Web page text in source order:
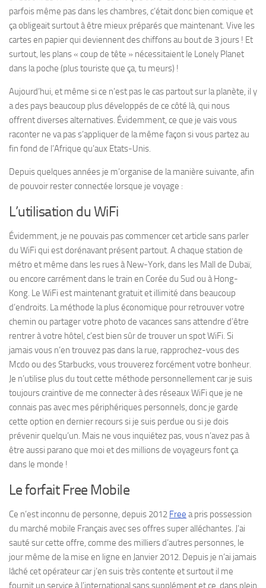
parfois même pas dans les chambres, c’était donc bien comique et
ça obligeait surtout à être mieux préparés que maintenant. Vive les
cartes en papier qui deviennent des chiffons au bout de 3 jours ! Et
surtout, les plans « coup de tête » nécessitaient le Lonely Planet
dans la poche (plus touriste que ça, tu meurs) !
Aujourd’hui, et même si ce n’est pas le cas partout sur la planète, il y
a des pays beaucoup plus développés de ce côté là, qui nous
offrent diverses alternatives. Évidemment, ce que je vais vous
raconter ne va pas s’appliquer de la même façon si vous partez au
fin fond de l’Afrique qu’aux Etats-Unis.
Depuis quelques années je m’organise de la manière suivante, afin
de pouvoir rester connectée lorsque je voyage :
L’utilisation du WiFi
Évidemment, je ne pouvais pas commencer cet article sans parler
du WiFi qui est dorénavant présent partout. A chaque station de
métro et même dans les rues à New-York, dans les Mall de Dubaï,
ou encore carrément dans le train en Corée du Sud ou à Hong-
Kong. Le WiFi est maintenant gratuit et illimité dans beaucoup
d’endroits. La méthode la plus économique pour retrouver votre
chemin ou partager votre photo de vacances sans attendre d’être
rentrer à votre hôtel, c’est bien sûr de trouver un spot WiFi. Si
jamais vous n’en trouvez pas dans la rue, rapprochez-vous des
Mcdo ou des Starbucks, vous trouverez forcément votre bonheur.
Je n’utilise plus du tout cette méthode personnellement car je suis
toujours craintive de me connecter à des réseaux WiFi que je ne
connais pas avec mes périphériques personnels, donc je garde
cette option en dernier recours si je suis perdue ou si je dois
prévenir quelqu’un. Mais ne vous inquiétez pas, vous n’avez pas à
être aussi parano que moi et des millions de voyageurs font ça
dans le monde !
Le forfait Free Mobile
Ce n’est inconnu de personne, depuis 2012 Free a pris possession
du marché mobile Français avec ses offres super alléchantes. J’ai
sauté sur cette offre, comme des milliers d’autres personnes, le
jour même de la mise en ligne en Janvier 2012. Depuis je n’ai jamais
lâché cet opérateur car j’en suis très contente et surtout il me
fournit un service à l’international sans supplément et ce, dans plein